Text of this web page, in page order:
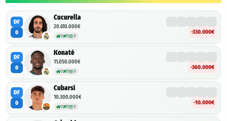
DF
0
Cucurella
20.610.000€
0 0 0
-330.000€
DF
0
Konaté
11.050.000€
0 0 0
-360.000€
DF
0
Cubarsí
10.300.000€
0 0 0
-10.000€